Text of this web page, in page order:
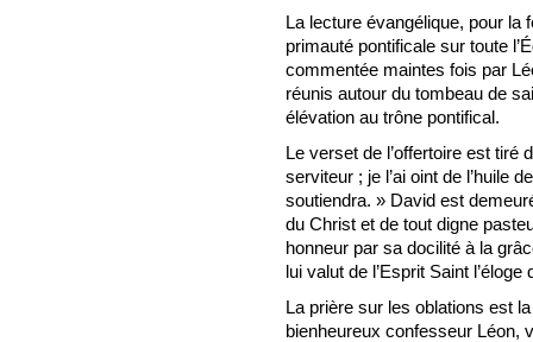
La lecture évangélique, pour la
primauté pontificale sur toute
commentée maintes fois par
réunis autour du tombeau de
élévation au trône pontifical.
Le verset de l’offertoire est tiré
serviteur ; je l’ai oint de l’huile
soutiendra. » David est
du Christ et de tout digne
honneur par sa docilité à la
lui valut de l’Esprit Saint
La prière sur les oblations est
bienheureux confesseur Léon,